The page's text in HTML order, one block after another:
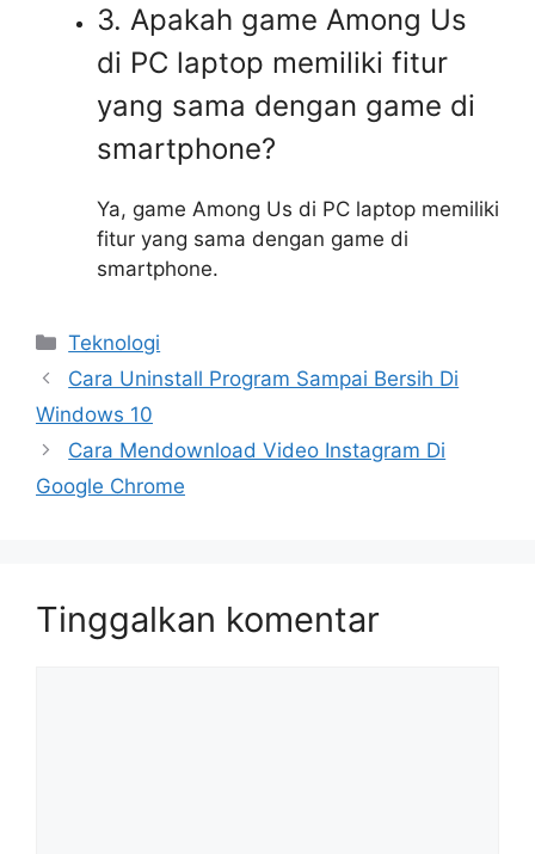
3. Apakah game Among Us
di PC laptop memiliki fitur
yang sama dengan game di
smartphone?
Ya, game Among Us di PC laptop memiliki
fitur yang sama dengan game di
smartphone.
Kategori
Teknologi
Cara Uninstall Program Sampai Bersih Di
Windows 10
Cara Mendownload Video Instagram Di
Google Chrome
Tinggalkan komentar